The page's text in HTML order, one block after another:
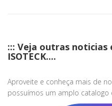
::: Veja outras noticias
ISOTECK....
Aproveite e conheça mais de
possuímos um amplo catalogo